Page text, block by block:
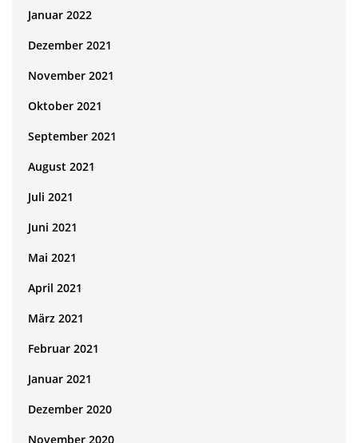
Januar 2022
Dezember 2021
November 2021
Oktober 2021
September 2021
August 2021
Juli 2021
Juni 2021
Mai 2021
April 2021
März 2021
Februar 2021
Januar 2021
Dezember 2020
November 2020